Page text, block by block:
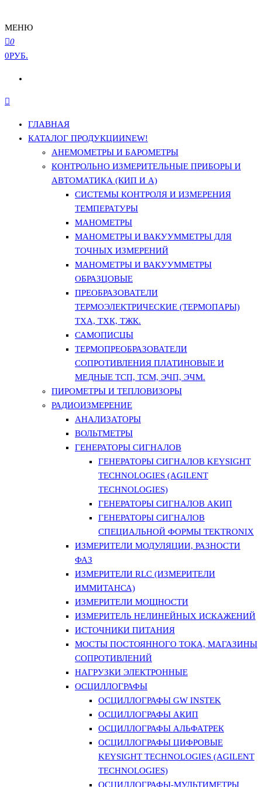
МЕНЮ
0
0РУБ.
ГЛАВНАЯ
КАТАЛОГ ПРОДУКЦИИNEW!
АНЕМОМЕТРЫ И БАРОМЕТРЫ
КОНТРОЛЬНО ИЗМЕРИТЕЛЬНЫЕ ПРИБОРЫ И
АВТОМАТИКА (КИП И А)
СИСТЕМЫ КОНТРОЛЯ И ИЗМЕРЕНИЯ
ТЕМПЕРАТУРЫ
МАНОМЕТРЫ
МАНОМЕТРЫ И ВАКУУММЕТРЫ ДЛЯ
ТОЧНЫХ ИЗМЕРЕНИЙ
МАНОМЕТРЫ И ВАКУУММЕТРЫ
ОБРАЗЦОВЫЕ
ПРЕОБРАЗОВАТЕЛИ
ТЕРМОЭЛЕКТРИЧЕСКИЕ (ТЕРМОПАРЫ)
ТХА, ТХК, ТЖК.
САМОПИСЦЫ
ТЕРМОПРЕОБРАЗОВАТЕЛИ
СОПРОТИВЛЕНИЯ ПЛАТИНОВЫЕ И
МЕДНЫЕ ТСП, ТСМ, ЭЧП, ЭЧМ.
ПИРОМЕТРЫ И ТЕПЛОВИЗОРЫ
РАДИОИЗМЕРЕНИЕ
АНАЛИЗАТОРЫ
ВОЛЬТМЕТРЫ
ГЕНЕРАТОРЫ СИГНАЛОВ
ГЕНЕРАТОРЫ СИГНАЛОВ KEYSIGHT
TECHNOLOGIES (AGILENT
TECHNOLOGIES)
ГЕНЕРАТОРЫ СИГНАЛОВ АКИП
ГЕНЕРАТОРЫ СИГНАЛОВ
СПЕЦИАЛЬНОЙ ФОРМЫ TEKTRONIX
ИЗМЕРИТЕЛИ МОДУЛЯЦИИ, РАЗНОСТИ
ФАЗ
ИЗМЕРИТЕЛИ RLC (ИЗМЕРИТЕЛИ
ИММИТАНСА)
ИЗМЕРИТЕЛИ МОЩНОСТИ
ИЗМЕРИТЕЛЬ НЕЛИНЕЙНЫХ ИСКАЖЕНИЙ
ИСТОЧНИКИ ПИТАНИЯ
МОСТЫ ПОСТОЯННОГО ТОКА, МАГАЗИНЫ
СОПРОТИВЛЕНИЙ
НАГРУЗКИ ЭЛЕКТРОННЫЕ
ОСЦИЛЛОГРАФЫ
ОСЦИЛЛОГРАФЫ GW INSTEK
ОСЦИЛЛОГРАФЫ АКИП
ОСЦИЛЛОГРАФЫ АЛЬФАТРЕК
ОСЦИЛЛОГРАФЫ ЦИФРОВЫЕ
KEYSIGHT TECHNOLOGIES (AGILENT
TECHNOLOGIES)
ОСЦИЛЛОГРАФЫ-МУЛЬТИМЕТРЫ